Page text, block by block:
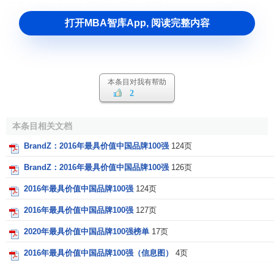
媒体
在品牌价值增速方面遥遥领先：爱奇艺（第28位, 56亿美
元）品牌价值涨幅高达158%；其次是优酷（第31位, 50亿美
* 品牌最初由中国大陆企业创立；
事务所审计，并向公众发布；
* 银行品牌至少须有20%的收益来自于
只有
上市公司或经过审计的公司才具上榜资格）。
打开MBA智库App, 阅读完整内容
本条目对我有帮助
2
本条目相关文档
BrandZ：2016年最具价值中国品牌100强 124页
BrandZ：2016年最具价值中国品牌100强 126页
2016年最具价值中国品牌100强 124页
2016年最具价值中国品牌100强 127页
2020年最具价值中国品牌100强榜单 17页
2016年最具价值中国品牌100强（信息图） 4页